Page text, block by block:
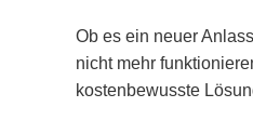
Ob es ein neuer
nicht mehr
kostenbewusste